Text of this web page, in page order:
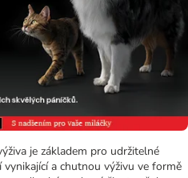
je základem pro udržitelné
a chutnou výživu ve formě